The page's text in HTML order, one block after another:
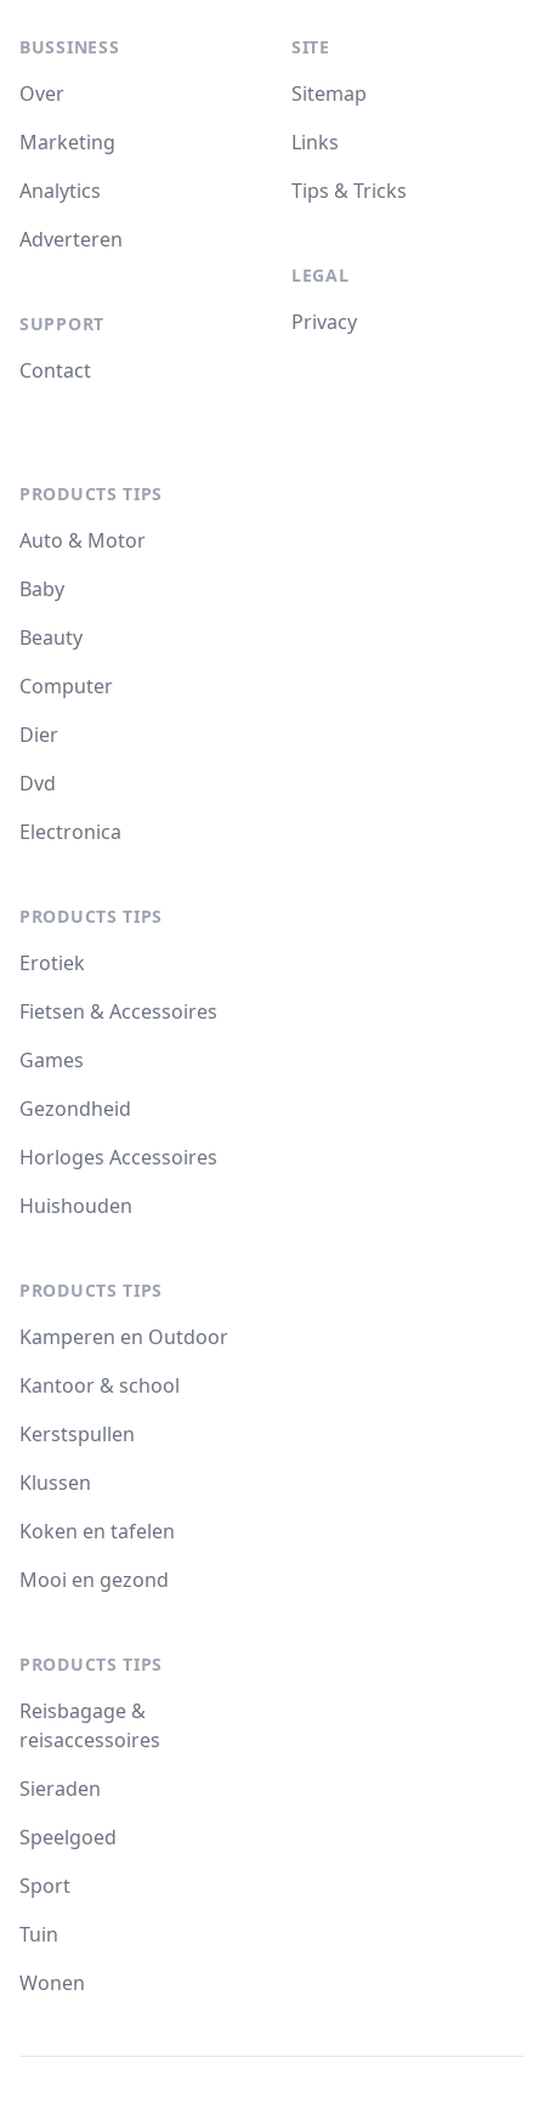
BUSSINESS
Over
Marketing
Analytics
Adverteren
SUPPORT
Contact
SITE
Sitemap
Links
Tips & Tricks
LEGAL
Privacy
PRODUCTS TIPS
Auto & Motor
Baby
Beauty
Computer
Dier
Dvd
Electronica
PRODUCTS TIPS
Erotiek
Fietsen & Accessoires
Games
Gezondheid
Horloges Accessoires
Huishouden
PRODUCTS TIPS
Kamperen en Outdoor
Kantoor & school
Kerstspullen
Klussen
Koken en tafelen
Mooi en gezond
PRODUCTS TIPS
Reisbagage &
reisaccessoires
Sieraden
Speelgoed
Sport
Tuin
Wonen